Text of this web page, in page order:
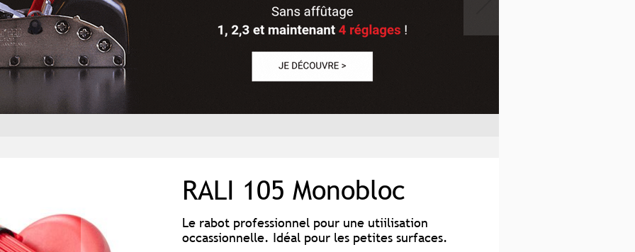
RALI 105 Monobloc
Le rabot professionnel pour une utiilisation
occassionnelle. Idéal pour les petites surfaces.